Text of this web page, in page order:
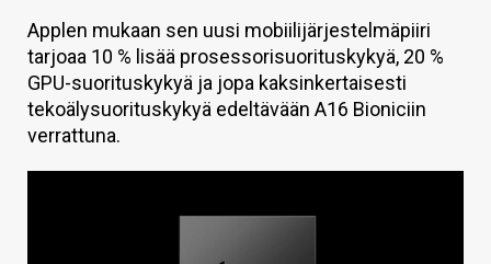
HINTA.FI
KAUPPA
VAIHDA TEEMA
Applen mukaan sen uusi mobiilijärjestelmäpiiri
tarjoaa 10 % lisää prosessorisuorituskykyä, 20 %
GPU-suorituskykyä ja jopa kaksinkertaisesti
tekoälysuorituskykyä edeltävään A16 Bioniciin
verrattuna.